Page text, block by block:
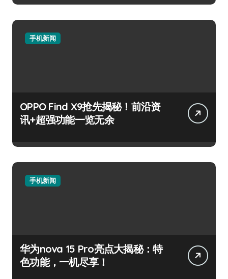
手机新闻
OPPO Find X9抢先揭秘！前沿资
讯+超强功能一览无余
手机新闻
华为nova 15 Pro亮点大揭秘：特
色功能，一机尽享！